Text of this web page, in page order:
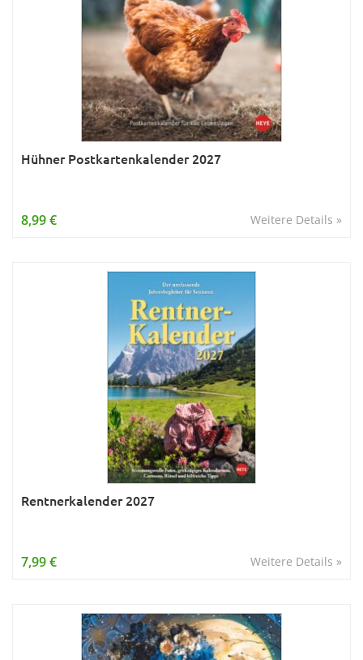
Hühner Postkartenkalender 2027
Weitere Details »
8,99 €
Rentnerkalender 2027
Weitere Details »
7,99 €